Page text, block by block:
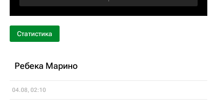
Статистика
Ребека Марино
04.08, 02:10